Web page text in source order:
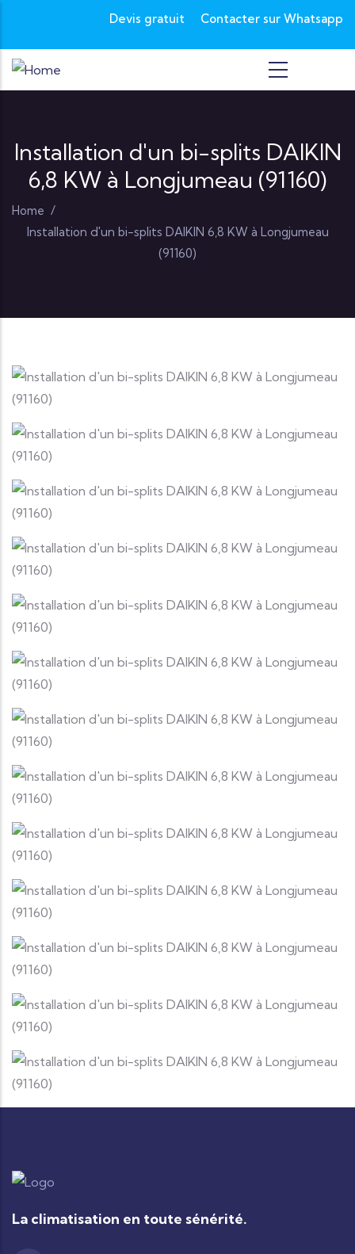
Skip to main content
Devis gratuit Contacter sur Whatsapp
Installation d'un bi-splits DAIKIN
6,8 KW à Longjumeau (91160)
Home /
Installation d'un bi-splits DAIKIN 6,8 KW à Longjumeau
(91160)
La climatisation en toute sénérité.